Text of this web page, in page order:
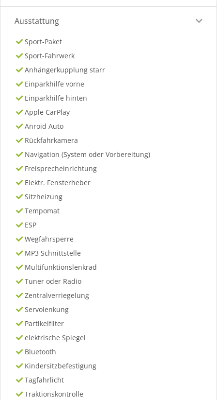
Ausstattung
Sport-Paket
Sport-Fahrwerk
Anhängerkupplung starr
Einparkhilfe vorne
Einparkhilfe hinten
Apple CarPlay
Anroid Auto
Rückfahrkamera
Navigation (System oder Vorbereitung)
Freisprecheinrichtung
Elektr. Fensterheber
Sitzheizung
Tempomat
ESP
Wegfahrsperre
MP3 Schnittstelle
Multifunktionslenkrad
Tuner oder Radio
Zentralverriegelung
Servolenkung
Partikelfilter
elektrische Spiegel
Bluetooth
Kindersitzbefestigung
Tagfahrlicht
Traktionskontrolle